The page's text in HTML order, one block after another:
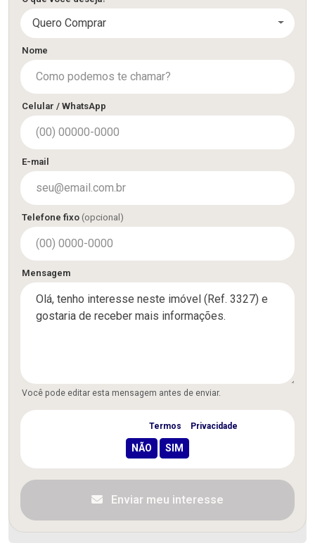
Quero Comprar
Nome
Celular / WhatsApp
E-mail
Telefone fixo (opcional)
Mensagem
Você pode editar esta mensagem antes de enviar.
Termos Privacidade
Enviar meu interesse